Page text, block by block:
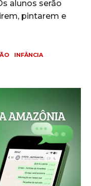
alunos serão
pintarem e
INFÂNCIA